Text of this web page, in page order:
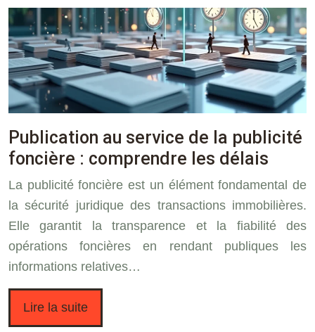
Publication au service de la publicité
foncière : comprendre les délais
La publicité foncière est un élément fondamental de
la sécurité juridique des transactions immobilières.
Elle garantit la transparence et la fiabilité des
opérations foncières en rendant publiques les
informations relatives…
Lire la suite